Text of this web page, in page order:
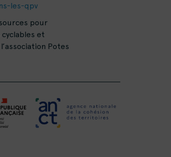
les-qpv
pour
et
Potes